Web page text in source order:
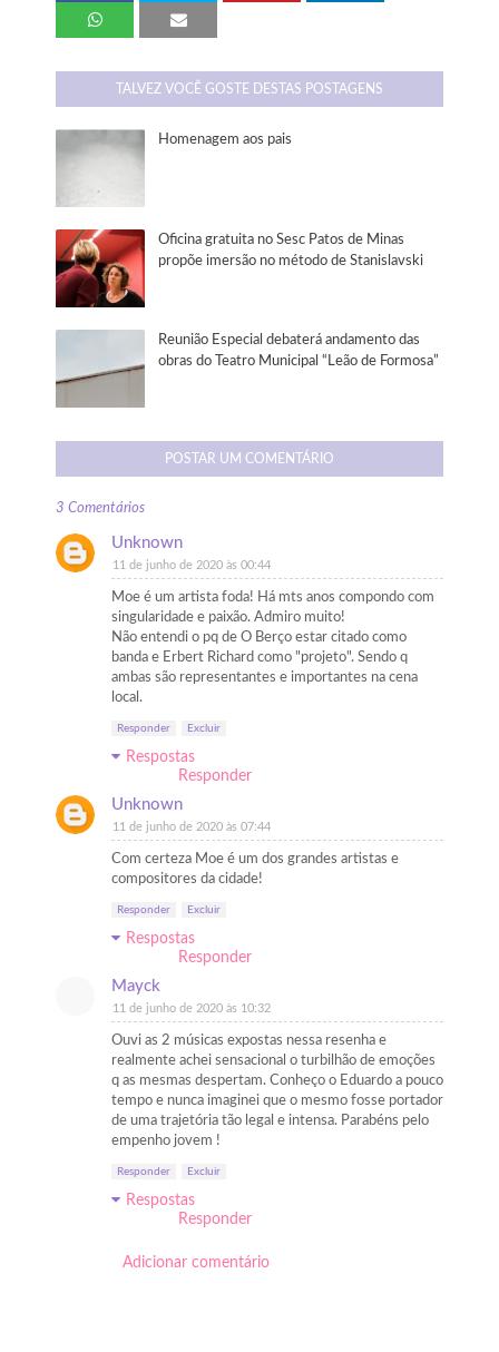
TALVEZ VOCÊ GOSTE DESTAS POSTAGENS
Homenagem aos pais
Oficina gratuita no Sesc Patos de Minas
propõe imersão no método de Stanislavski
Reunião Especial debaterá andamento das
obras do Teatro Municipal “Leão de Formosa”
POSTAR UM COMENTÁRIO
3 Comentários
Unknown
11 de junho de 2020 às 00:44
Moe é um artista foda! Há mts anos compondo com
singularidade e paixão. Admiro muito!
Não entendi o pq de O Berço estar citado como
banda e Erbert Richard como "projeto". Sendo q
ambas são representantes e importantes na cena
local.
Responder Excluir
Respostas
Responder
Unknown
11 de junho de 2020 às 07:44
Com certeza Moe é um dos grandes artistas e
compositores da cidade!
Responder Excluir
Respostas
Responder
Mayck
11 de junho de 2020 às 10:32
Ouvi as 2 músicas expostas nessa resenha e
realmente achei sensacional o turbilhão de emoções
q as mesmas despertam. Conheço o Eduardo a pouco
tempo e nunca imaginei que o mesmo fosse portador
de uma trajetória tão legal e intensa. Parabéns pelo
empenho jovem !
Responder Excluir
Respostas
Responder
Adicionar comentário